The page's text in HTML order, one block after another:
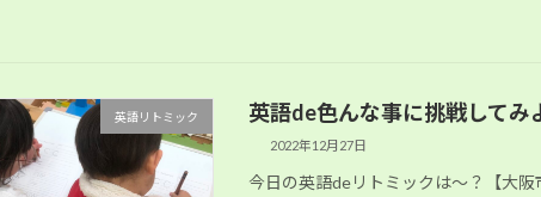
英語リトミック 英語de色んな事に挑戦して
2022年12月27日
今日の英語deリトミックは～？【大